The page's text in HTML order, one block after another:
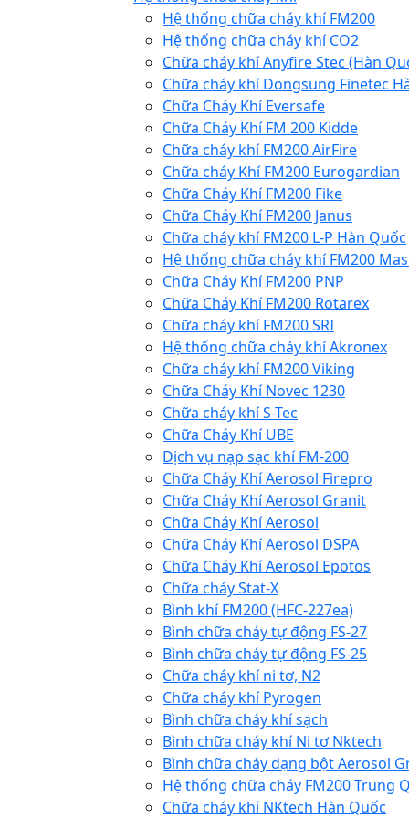
Hệ thống chữa cháy khí FM200
Hệ thống chữa cháy khí CO2
Chữa cháy khí Anyfire Stec (Hàn
Chữa cháy khí Dongsung Finetec
Chữa Cháy Khí Eversafe
Chữa Cháy Khí FM 200 Kidde
Chữa cháy khí FM200 AirFire
Chữa cháy Khí FM200 Eurogardian
Chữa Cháy Khí FM200 Fike
Chữa Cháy Khí FM200 Janus
Chữa cháy khí FM200 L-P Hàn Quốc
Hệ thống chữa cháy khí FM200
Chữa Cháy Khí FM200 PNP
Chữa Cháy Khí FM200 Rotarex
Chữa cháy khí FM200 SRI
Hệ thống chữa cháy khí Akronex
Chữa cháy khí FM200 Viking
Chữa Cháy Khí Novec 1230
Chữa cháy khí S-Tec
Chữa Cháy Khí UBE
Dịch vụ nạp sạc khí FM-200
Chữa Cháy Khí Aerosol Firepro
Chữa Cháy Khí Aerosol Granit
Chữa Cháy Khí Aerosol
Chữa Cháy Khí Aerosol DSPA
Chữa Cháy Khí Aerosol Epotos
Chữa cháy Stat-X
Bình khí FM200 (HFC-227ea)
Bình chữa cháy tự động FS-27
Bình chữa cháy tự động FS-25
Chữa cháy khí ni tơ, N2
Chữa cháy khí Pyrogen
Bình chữa cháy khí sạch
Bình chữa cháy khí Ni tơ Nktech
Bình chữa cháy dạng bột Aerosol
Hệ thống chữa cháy FM200 Trung
Chữa cháy khí NKtech Hàn Quốc